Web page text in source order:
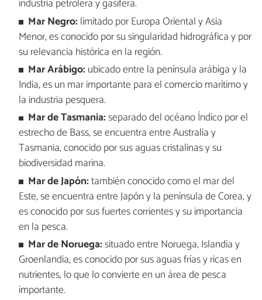
industria petrolera y gasífera.
Mar Negro: limitado por Europa Oriental y Asia
Menor, es conocido por su singularidad hidrográfica y por
su relevancia histórica en la región.
Mar Arábigo: ubicado entre la península arábiga y la
India, es un mar importante para el comercio marítimo y
la industria pesquera.
Mar de Tasmania:separado del océano Índico por el
estrecho de Bass, se encuentra entre Australia y
Tasmania, conocido por sus aguas cristalinas y su
biodiversidad marina.
Mar de Japón:también conocido como el mar del
Este, se encuentra entre Japón y la península de Corea, y
es conocido por sus fuertes corrientes y su importancia
en la pesca.
Mar de Noruega:situado entre Noruega, Islandia y
Groenlandia, es conocido por sus aguas frías y ricas en
nutrientes, lo que lo convierte en un área de pesca
importante.